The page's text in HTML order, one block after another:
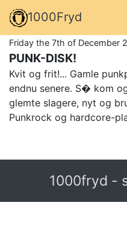
1000Fryd
Friday the 7th of December
PUNK-DISK!
Kvit og frit!... Gamle
endnu senere. S� kom
glemte slagere, nyt og
Punkrock og hardcore-
1000fryd -